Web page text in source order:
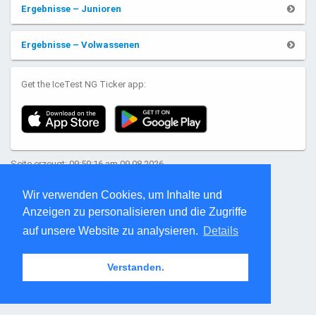
Wir verwenden Cookies, um Inhalte und
Anzeigen zu personalisieren und die Zugriffe
auf unsere Website zu analysieren. Details
Verstanden.
Ergebnisse – Junioren
Ergebnisse – Volwassenen
Get the IceTest NG Ticker app:
Seite erzeugt: 09:59:16 am 09.08.2026